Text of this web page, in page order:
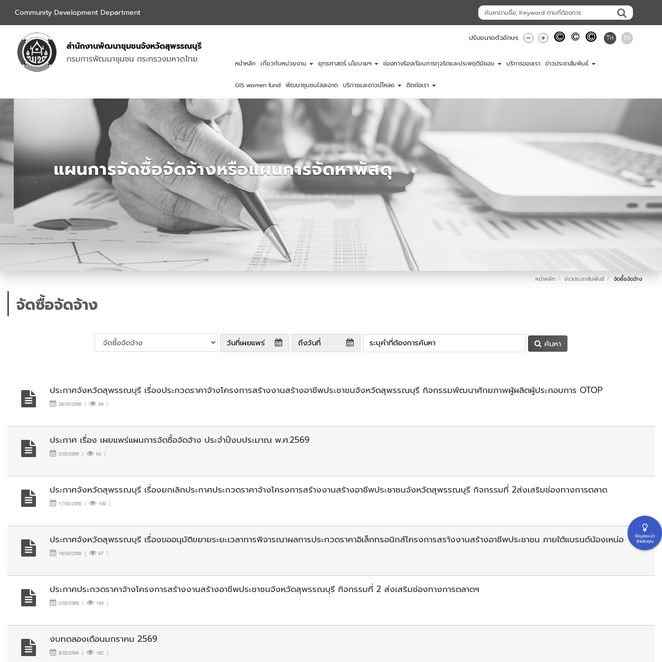
Community Development Department
สำนักงานพัฒนาชุมชนจังหวัดสุพรรณบุรี
กรมการพัฒนาชุมชน กระทรวงมหาดไทย
ปรับขนาดตัวอักษร TH EN
หน้าหลัก เกี่ยวกับหน่วยงาน ยุทธศาสตร์ นโยบายฯ ช่องทางร้องเรียนการทุจริตและประพฤติมิชอบ บริการของเรา ข่าวประชาสัมพันธ์
GIS women fund พัฒนาชุมชนใสสะอาด บริการและดาวน์โหลด ติดต่อเรา
แผนการจัดซื้อจัดจ้างหรือแผนการจัดหาพัสดุ
หน้าหลัก ข่าวประชาสัมพันธ์ จัดซื้อจัดจ้าง
จัดซื้อจัดจ้าง
ค้นหา
ประกาศจังหวัดสุพรรณบุรี เรื่องประกวดราคาจ้างโครงการสร้างงานสร้างอาชีพประชาชนจังหวัดสุพรรณบุรี กิจกรรมพัฒนาศักยภาพผู้ผลิตผู้ประกอบการ OTOP
29/05/2569 | 89 |
ประกาศ เรื่อง เผยแพร่แผนการจัดซื้อจัดจ้าง ประจำปีงบประมาณ พ.ศ.2569
5/05/2569 | 64 |
ประกาศจังหวัดสุพรรณบุรี เรื่องยกเลิกประกาศประกวดราคาจ้างโครงการสร้างงานสร้างอาชีพประชาชนจังหวัดสุพรรณบุรี กิจกรรมที่ 2ส่งเสริมช่องทางการตลาด
17/03/2569 | 109 |
ประกาศจังหวัดสุพรรณบุรี เรื่องขออนุมัติขยายระยะเวลาการพิจารณาผลการประกวดราคาอิเล็กทรอนิกส์โครงการสรา้งงานสร้างอาชีพประชาชน ภายใต้แบรนด์น้องเหน่อ
16/03/2569 | 97 |
ประกาศประกวดราคาจ้างโครงการสร้างงานสร้างอาชีพประชาชนจังหวัดสุพรรณบุรี กิจกรรมที่ 2 ส่งเสริมช่องทางการตลาดฯ
2/03/2569 | 136 |
งบทดลองเดือนมกราคม 2569
9/02/2569 | 182 |
ข้อมูลแนะนำ
สำหรับคุณ